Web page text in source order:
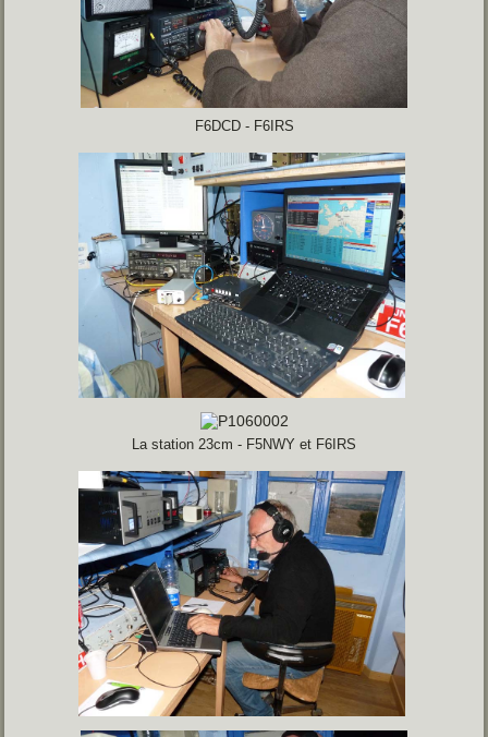
F6DCD - F6IRS
La station 23cm - F5NWY et F6IRS